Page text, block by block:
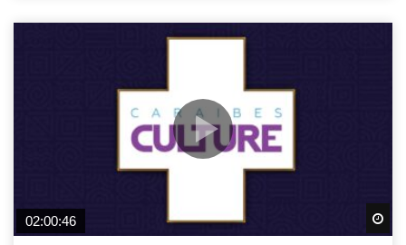
02:00:46